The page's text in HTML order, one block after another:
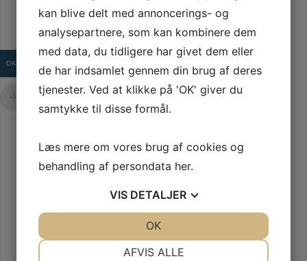
LÆS MERE
MONTAGESÆT
VÆGHÆNGT
WASHLET
–
SP10695UN
DIVERSE
DKK
kan blive delt med annoncerings- og
analysepartnere, som kan kombinere dem
med data, du tidligere har givet dem eller
de har indsamlet gennem din brug af deres
tjenester. Ved at klikke på 'OK' giver du
samtykke til disse formål.
Læs mere om vores brug af cookies og
behandling af persondata her.
VIS DETALJER
AFVIS ALLE
OK